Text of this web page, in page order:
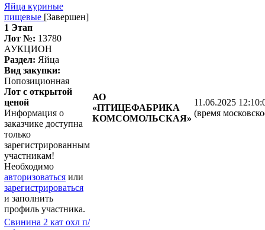
Яйца куриные
пищевые [Завершен]
1 Этап
Лот №: 13780
АУКЦИОН
Раздел: Яйца
Вид закупки:
Попозиционная
Лот с открытой
ценой
Информация о
заказчике доступна
только
зарегистрированным
участникам!
Необходимо
авторизоваться или
зарегистрироваться
и заполнить
профиль участника.
АО
«ПТИЦЕФАБРИКА
КОМСОМОЛЬСКАЯ»
11.06.2025
(время
Свинина 2 кат охл п/